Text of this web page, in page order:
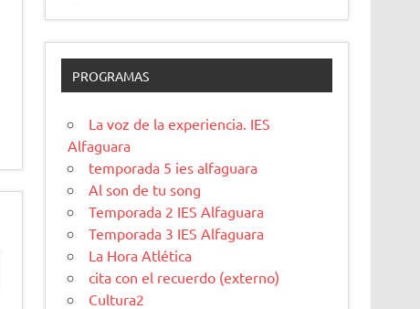
PROGRAMAS
La voz de la experiencia. IES
Alfaguara
temporada 5 ies alfaguara
Al son de tu song
Temporada 2 IES Alfaguara
Temporada 3 IES Alfaguara
La Hora Atlética
cita con el recuerdo (externo)
Cultura2